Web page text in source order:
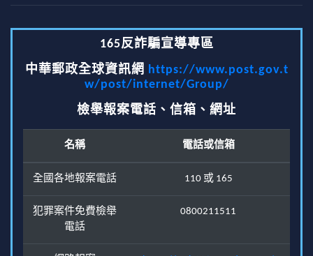
165反詐騙宣導專區
中華郵政全球資訊網 https://www.post.gov.t
w/post/internet/Group/
檢舉報案電話、信箱、網址
名稱 電話或信箱
全國各地報案電話 110 或 165
犯罪案件免費檢舉
電話
0800211511